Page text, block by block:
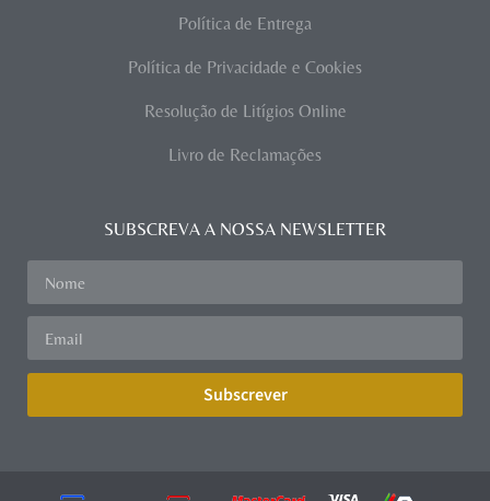
Política de Entrega
Política de Privacidade e Cookies
Resolução de Litígios Online
Livro de Reclamações
SUBSCREVA A NOSSA NEWSLETTER
Subscrever